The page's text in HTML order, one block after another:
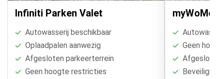
Infiniti Parken Valet
Autowasserij beschikbaar
Oplaadpalen aanwezig
Afgesloten parkeerterrein
Geen hoogte restricties
Geen